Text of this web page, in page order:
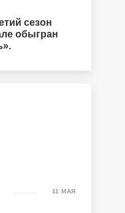
сезон
обыгран
11 МАЯ